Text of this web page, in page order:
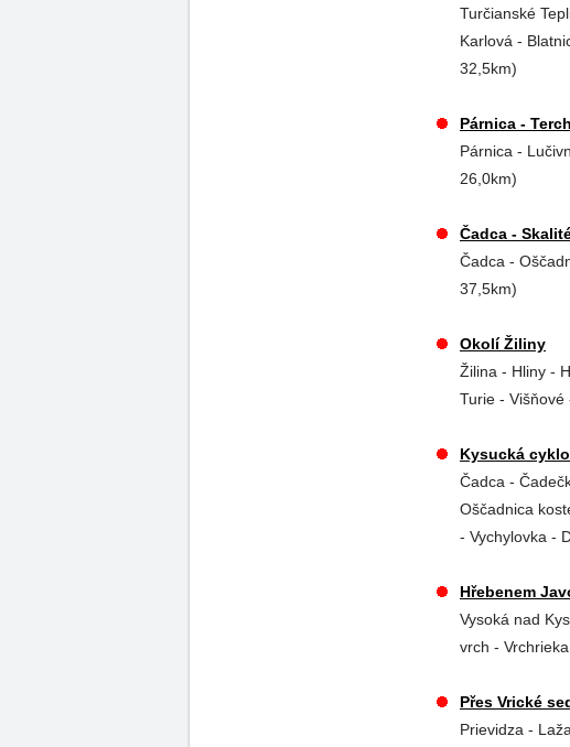
Turčianské
Karlová -
32,5km)
Párnica -
Párnica -
26,0km)
Čadca -
Čadca -
37,5km)
Okolí Žiliny
Žilina - Hliny -
Turie -
Kysucká
Čadca -
Oščadnica
- Vychylovka -
Hřebenem
Vysoká nad
vrch -
Přes Vrické
Prievidza -